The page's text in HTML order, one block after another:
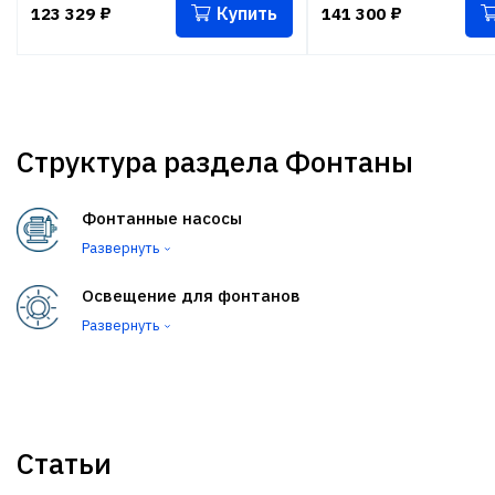
123 329 ₽ Купить 141 300 ₽
Структура раздела Фонтаны
Фонтанные насосы
Развернуть
Освещение для фонтанов
Развернуть
Статьи